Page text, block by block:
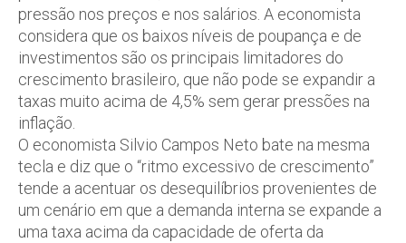
pressão nos preços e nos salários. A economista
considera que os baixos níveis de poupança e de
investimentos são os principais limitadores do
crescimento brasileiro, que não pode se expandir a
taxas muito acima de 4,5% sem gerar pressões na
inflação.
O economista Silvio Campos Neto bate na mesma
tecla e diz que o “ritmo excessivo de crescimento”
tende a acentuar os desequilíbrios provenientes de
um cenário em que a demanda interna se expande a
uma taxa acima da capacidade de oferta da